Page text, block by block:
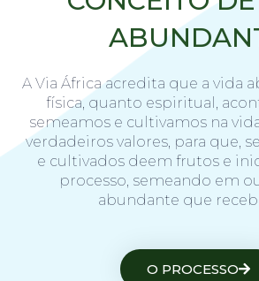
A Via África acredita que a vida
física, quanto espiritual,
semeamos e cultivamos na
verdadeiros valores, para que,
e cultivados deem frutos e
processo, semeando em
abundante que
O PROCESSO